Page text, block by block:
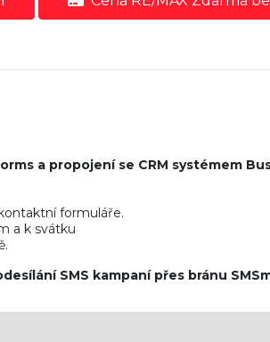
a propojení se CRM systémem
formuláře.
a k svátku
SMS kampaní přes bránu